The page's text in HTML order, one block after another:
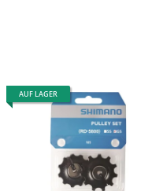
AUF LAGER